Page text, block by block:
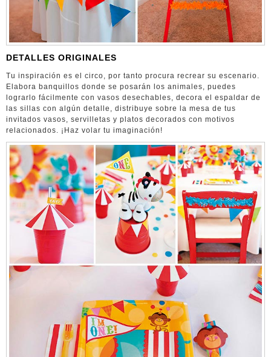
DETALLES ORIGINALES
Tu inspiración es el circo, por tanto procura recrear su escenario.
Elabora banquillos donde se posarán los animales, puedes
lograrlo fácilmente con vasos desechables, decora el espaldar de
las sillas con algún detalle, distribuye sobre la mesa de tus
invitados vasos, servilletas y platos decorados con motivos
relacionados. ¡Haz volar tu imaginación!